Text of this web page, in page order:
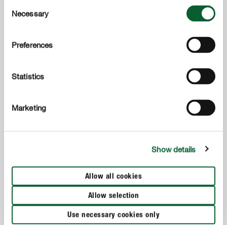
Selection
Necessary
Preferences
Statistics
Marketing
Show details
Allow all cookies
Allow selection
Use necessary cookies only
funcionam rápida e eficazmente sem danificar a planta.